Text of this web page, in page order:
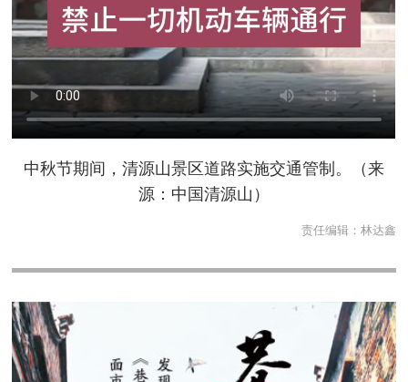
中秋节期间，清源山景区道路实施交通管制。（来
源：中国清源山）
责任编辑： 林达鑫